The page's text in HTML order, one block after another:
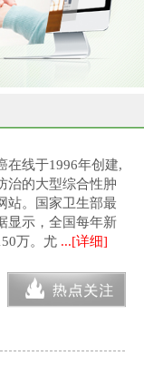
在线于1996年创建,
治的大型综合性肿
站。国家卫生部最
显示，全国每年新
万。尤 ...[详细]